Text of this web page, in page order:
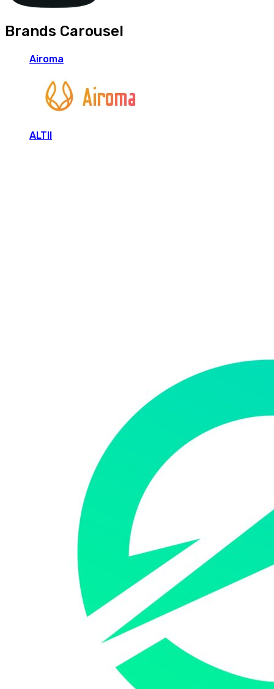
Brands Carousel
Airoma
ALTII